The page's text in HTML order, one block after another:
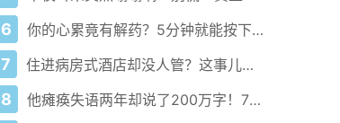
6 你的心累竟有解药？5分钟就能按下暂停键！
7 住进病房式酒店却没人管？这事儿到底谁来负责！
8 他瘫痪失语两年却说了200万字！7岁女儿听爸爸讲笑话笑出声